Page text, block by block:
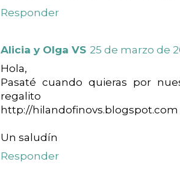
Responder
Alicia y Olga VS 25 de marzo de
Hola,
Pasaté cuando quieras por
regalito
http://hilandofinovs.blogspot.com
Un saludín
Responder